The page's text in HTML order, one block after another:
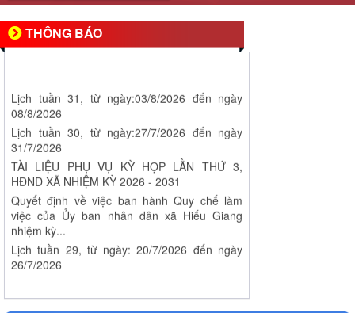
THÔNG BÁO
08/8/2026
Lịch tuần 30, từ ngày:27/7/2026 đến ngày
31/7/2026
TÀI LIỆU PHỤ VỤ KỲ HỌP LẦN THỨ 3,
HĐND XÃ NHIỆM KỲ 2026 - 2031
Quyết định về việc ban hành Quy chế làm
việc của Ủy ban nhân dân xã Hiếu Giang
nhiệm kỳ...
Lịch tuần 29, từ ngày: 20/7/2026 đến ngày
26/7/2026